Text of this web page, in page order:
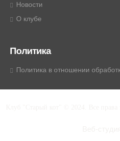
Новости
О клубе
Политика
Политика в отношении